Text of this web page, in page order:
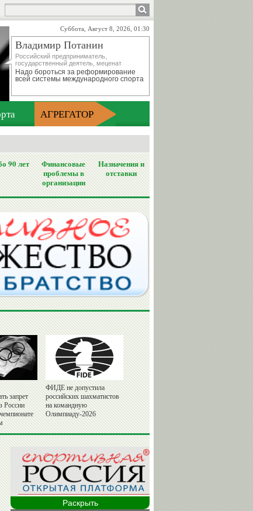
Суббота, Август 8, 2026, 01:30
Владимир Потанин
Российский предприниматель,
государственный деятель, меценат
Надо бороться за реформирование
всей системы международного спорта
АГРЕГАТОР
90 лет
Финансовые
проблемы в
организации
Назначения и
отставки
запрет
России
ФИДЕ не допустила
российских шахматистов
на командную
Олимпиаду-2026
Раскрыть